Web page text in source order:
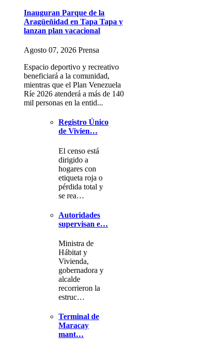
Inauguran Parque de la
Aragüeñidad en Tapa Tapa y
lanzan plan vacacional
Agosto 07, 2026 Prensa
Espacio deportivo y recreativo
beneficiará a la comunidad,
mientras que el Plan Venezuela
Ríe 2026 atenderá a más de 140
mil personas en la entid...
Registro Único
de Vivien…
El censo está
dirigido a
hogares con
etiqueta roja o
pérdida total y
se rea…
Autoridades
supervisan e…
Ministra de
Hábitat y
Vivienda,
gobernadora y
alcalde
recorrieron la
estruc…
Terminal de
Maracay
mant…